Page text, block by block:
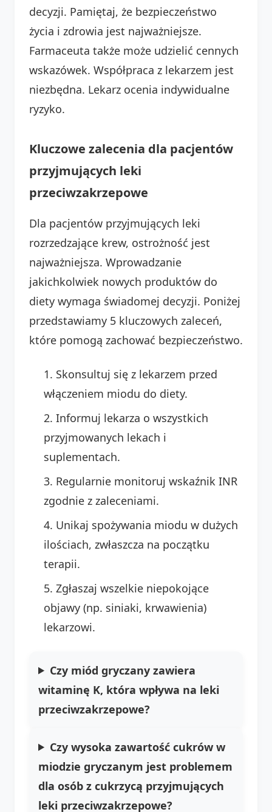
decyzji. Pamiętaj, że bezpieczeństwo
życia i zdrowia jest najważniejsze.
Farmaceuta także może udzielić cennych
wskazówek. Współpraca z lekarzem jest
niezbędna. Lekarz ocenia indywidualne
ryzyko.
Kluczowe zalecenia dla pacjentów
przyjmujących leki
przeciwzakrzepowe
Dla pacjentów przyjmujących leki
rozrzedzające krew, ostrożność jest
najważniejsza. Wprowadzanie
jakichkolwiek nowych produktów do
diety wymaga świadomej decyzji. Poniżej
przedstawiamy 5 kluczowych zaleceń,
które pomogą zachować bezpieczeństwo.
Skonsultuj się z lekarzem przed
włączeniem miodu do diety.
Informuj lekarza o wszystkich
przyjmowanych lekach i
suplementach.
Regularnie monitoruj wskaźnik INR
zgodnie z zaleceniami.
Unikaj spożywania miodu w dużych
ilościach, zwłaszcza na początku
terapii.
Zgłaszaj wszelkie niepokojące
objawy (np. siniaki, krwawienia)
lekarzowi.
Czy miód gryczany zawiera
witaminę K, która wpływa na leki
przeciwzakrzepowe?
Czy wysoka zawartość cukrów w
miodzie gryczanym jest problemem
dla osób z cukrzycą przyjmujących
leki przeciwzakrzepowe?